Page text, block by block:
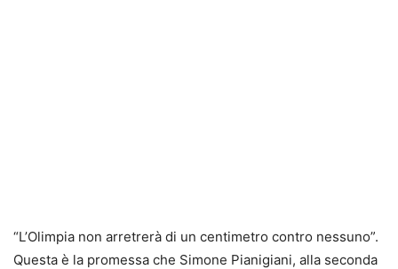
“L’Olimpia non arretrerà di un centimetro contro nessuno”.
Questa è la promessa che Simone Pianigiani, alla seconda